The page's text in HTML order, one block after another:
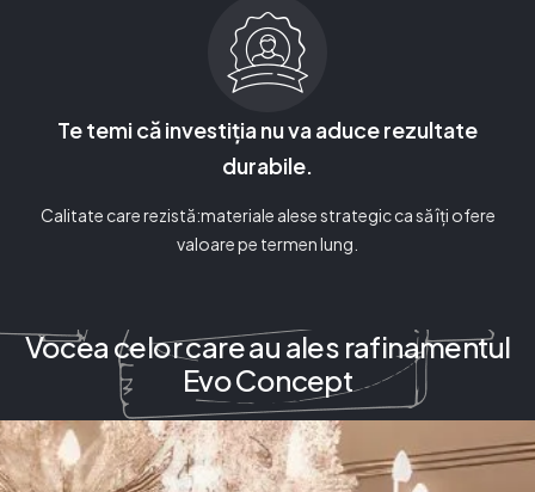
Te temi că investiția nu va aduce rezultate
durabile.
Calitate care rezistă:materiale alese strategic ca să îți ofere
valoare pe termen lung.
Vocea celor care au ales rafinamentul
Evo Concept